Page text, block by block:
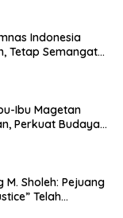
Indonesia
Tetap Semangat
Ibu Magetan
Perkuat Budaya
Sholeh: Pejuang
Telah